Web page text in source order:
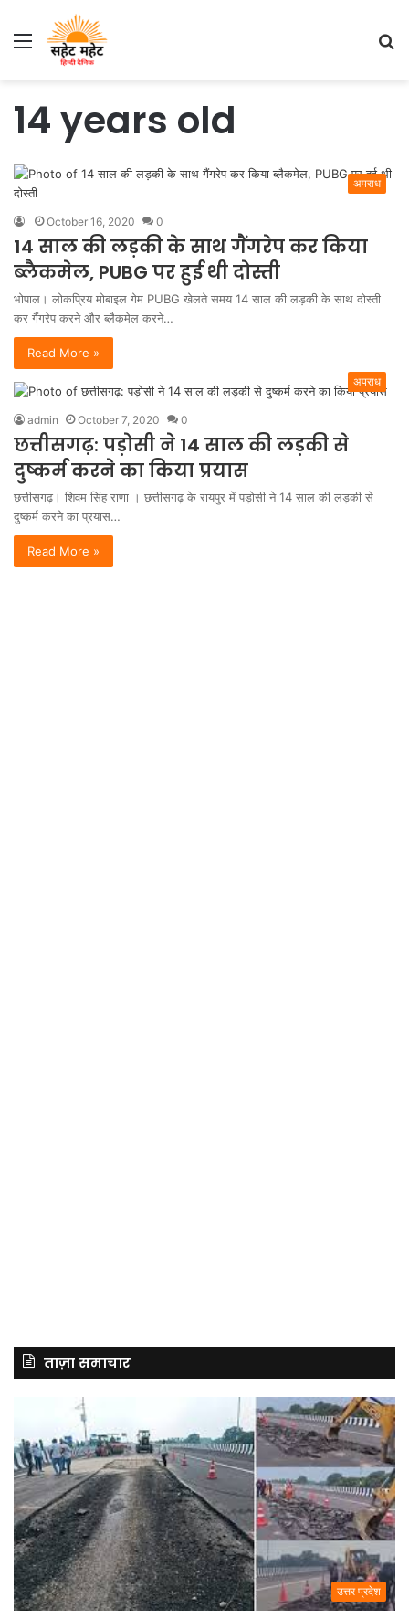
Menu
14 years old
अपराध
October 16, 2020 0
14 साल की लड़की के साथ गैंगरेप कर किया
ब्लैकमेल, PUBG पर हुई थी दोस्ती
भोपाल। लोकप्रिय मोबाइल गेम PUBG खेलते समय 14 साल की लड़की के साथ दोस्ती
कर गैंगरेप करने और ब्लैकमेल करने…
Read More »
अपराध
admin October 7, 2020 0
छत्तीसगढ़: पड़ोसी ने 14 साल की लड़की से
दुष्कर्म करने का किया प्रयास
छत्तीसगढ़। शिवम सिंह राणा । छत्तीसगढ़ के रायपुर में पड़ोसी ने 14 साल की लड़की से
दुष्कर्म करने का प्रयास…
Read More »
ताज़ा समाचार
उत्तर प्रदेश